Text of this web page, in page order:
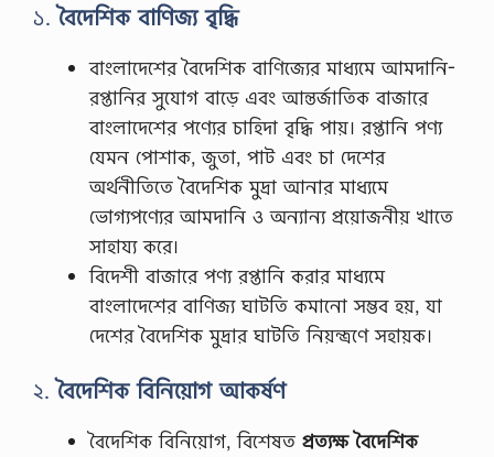
১.বৈদেশিক বাণিজ্য বৃদ্ধি
বাংলাদেশের বৈদেশিক বাণিজ্যের মাধ্যমে আমদানি-
রপ্তানির সুযোগ বাড়ে এবং আন্তর্জাতিক বাজারে
বাংলাদেশের পণ্যের চাহিদা বৃদ্ধি পায়। রপ্তানি পণ্য
যেমন পোশাক, জুতা, পাট এবং চা দেশের
অর্থনীতিতে বৈদেশিক মুদ্রা আনার মাধ্যমে
ভোগ্যপণ্যের আমদানি ও অন্যান্য প্রয়োজনীয় খাতে
সাহায্য করে।
বিদেশী বাজারে পণ্য রপ্তানি করার মাধ্যমে
বাংলাদেশের বাণিজ্য ঘাটতি কমানো সম্ভব হয়, যা
দেশের বৈদেশিক মুদ্রার ঘাটতি নিয়ন্ত্রণে সহায়ক।
২.বৈদেশিক বিনিয়োগ আকর্ষণ
বৈদেশিক বিনিয়োগ, বিশেষত প্রত্যক্ষ বৈদেশিক